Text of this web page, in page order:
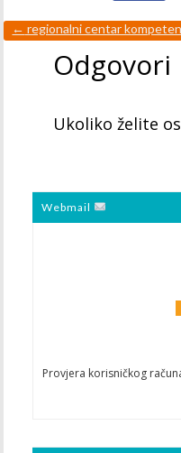
← regionalni centar
Odgovori
Ukoliko želite
Webmail
Provjera korisničkog